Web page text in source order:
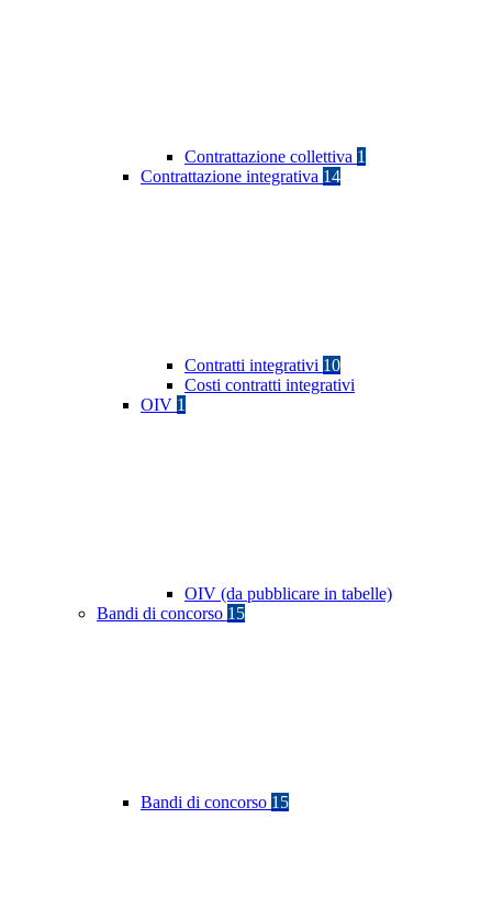
Contrattazione collettiva 1
Contrattazione integrativa 14
Contratti integrativi 10
Costi contratti integrativi
OIV 1
OIV (da pubblicare in tabelle)
Bandi di concorso 15
Bandi di concorso 15